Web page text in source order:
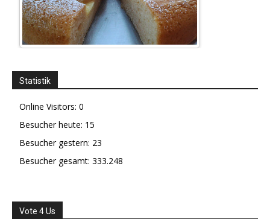
Statistik
Online Visitors: 0
Besucher heute: 15
Besucher gestern: 23
Besucher gesamt: 333.248
Vote 4 Us